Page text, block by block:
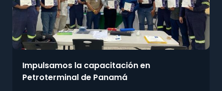
Impulsamos la capacitación en
Petroterminal de Panamá